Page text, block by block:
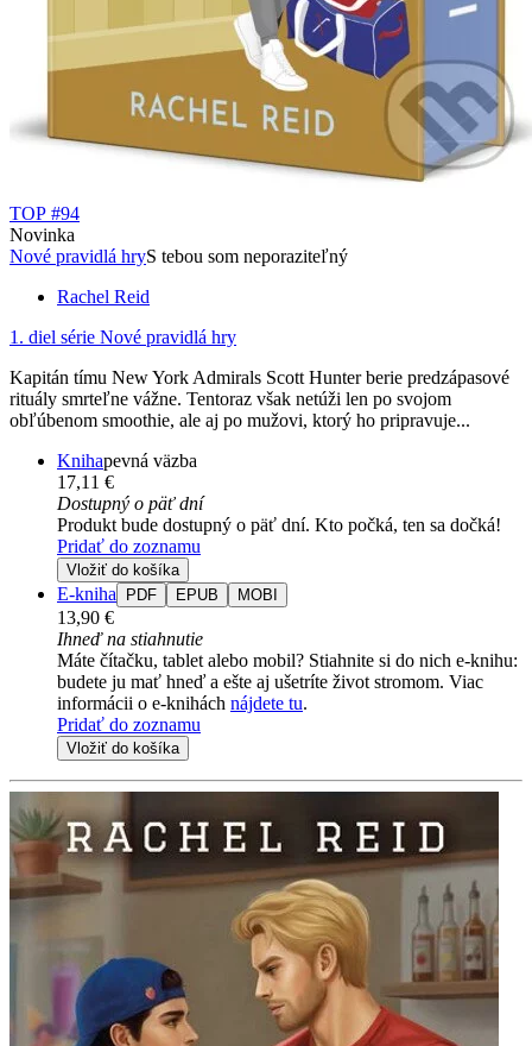
TOP #94
Novinka
Nové pravidlá hryS tebou som neporaziteľný
Rachel Reid
1. diel série Nové pravidlá hry
Kapitán tímu New York Admirals Scott Hunter berie predzápasové
rituály smrteľne vážne. Tentoraz však netúži len po svojom
obľúbenom smoothie, ale aj po mužovi, ktorý ho pripravuje...
Knihapevná väzba
17,11 €
Dostupný o päť dní
Produkt bude dostupný o päť dní. Kto počká, ten sa dočká!
Pridať do zoznamu
Vložiť do košíka
E-kniha PDF EPUB MOBI
13,90 €
Ihneď na stiahnutie
Máte čítačku, tablet alebo mobil? Stiahnite si do nich e-knihu:
budete ju mať hneď a ešte aj ušetríte život stromom. Viac
informácii o e-knihách nájdete tu.
Pridať do zoznamu
Vložiť do košíka